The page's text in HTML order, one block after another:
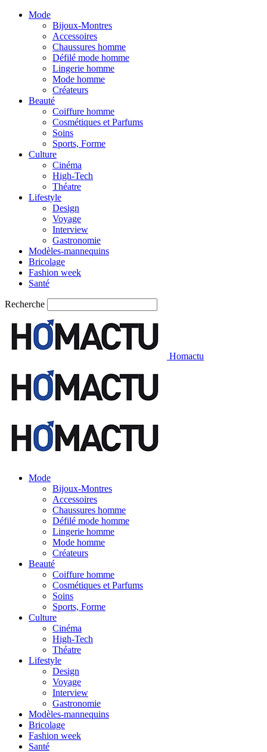
Mode
Bijoux-Montres
Accessoires
Chaussures homme
Défilé mode homme
Lingerie homme
Mode homme
Créateurs
Beauté
Coiffure homme
Cosmétiques et Parfums
Soins
Sports, Forme
Culture
Cinéma
High-Tech
Théatre
Lifestyle
Design
Voyage
Interview
Gastronomie
Modèles-mannequins
Bricolage
Fashion week
Santé
Recherche
Homactu
Mode
Bijoux-Montres
Accessoires
Chaussures homme
Défilé mode homme
Lingerie homme
Mode homme
Créateurs
Beauté
Coiffure homme
Cosmétiques et Parfums
Soins
Sports, Forme
Culture
Cinéma
High-Tech
Théatre
Lifestyle
Design
Voyage
Interview
Gastronomie
Modèles-mannequins
Bricolage
Fashion week
Santé